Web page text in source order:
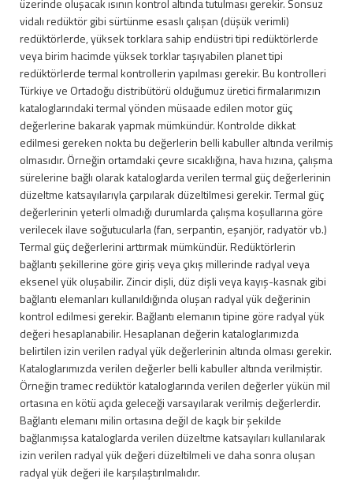
vidalı redüktör gibi sürtünme esaslı çalışan (düşük verimli)
redüktörlerde, yüksek torklara sahip endüstri tipi redüktörlerde
veya birim hacimde yüksek torklar taşıyabilen planet tipi
redüktörlerde termal kontrollerin yapılması gerekir. Bu kontrolleri
Türkiye ve Ortadoğu distribütörü olduğumuz üretici firmalarımızın
kataloglarındaki termal yönden müsaade edilen motor güç
değerlerine bakarak yapmak mümkündür. Kontrolde dikkat
edilmesi gereken nokta bu değerlerin belli kabuller altında verilmiş
olmasıdır. Örneğin ortamdaki çevre sıcaklığına, hava hızına, çalışma
sürelerine bağlı olarak kataloglarda verilen termal güç değerlerinin
düzeltme katsayılarıyla çarpılarak düzeltilmesi gerekir. Termal güç
değerlerinin yeterli olmadığı durumlarda çalışma koşullarına göre
verilecek ilave soğutucularla (fan, serpantin, eşanjör, radyatör vb.)
Termal güç değerlerini arttırmak mümkündür. Redüktörlerin
bağlantı şekillerine göre giriş veya çıkış millerinde radyal veya
eksenel yük oluşabilir. Zincir dişli, düz dişli veya kayış-kasnak gibi
bağlantı elemanları kullanıldığında oluşan radyal yük değerinin
kontrol edilmesi gerekir. Bağlantı elemanın tipine göre radyal yük
değeri hesaplanabilir. Hesaplanan değerin kataloglarımızda
belirtilen izin verilen radyal yük değerlerinin altında olması gerekir.
Kataloglarımızda verilen değerler belli kabuller altında verilmiştir.
Örneğin tramec redüktör kataloglarında verilen değerler yükün mil
ortasına en kötü açıda geleceği varsayılarak verilmiş değerlerdir.
Bağlantı elemanı milin ortasına değil de kaçık bir şekilde
bağlanmışsa kataloglarda verilen düzeltme katsayıları kullanılarak
izin verilen radyal yük değeri düzeltilmeli ve daha sonra oluşan
radyal yük değeri ile karşılaştırılmalıdır.